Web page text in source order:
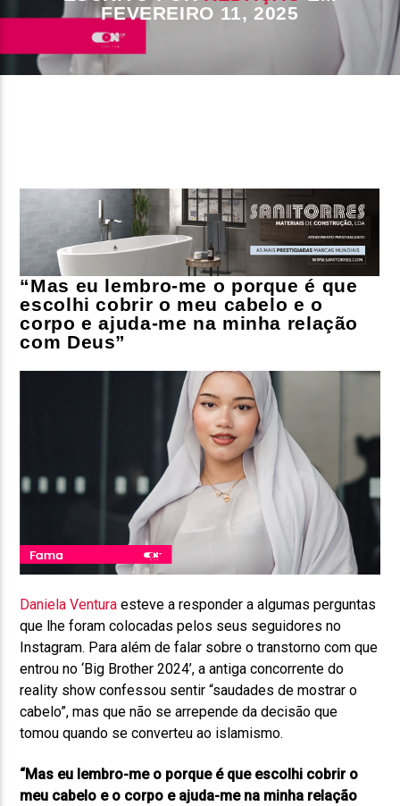
FAIXA ATUAL
TÍTULO
FEVEREIRO 11, 2025
“Mas eu lembro-me o porque é que
escolhi cobrir o meu cabelo e o
corpo e ajuda-me na minha relação
com Deus”
Daniela Ventura esteve a responder a algumas perguntas
que lhe foram colocadas pelos seus seguidores no
Instagram. Para além de falar sobre o transtorno com que
entrou no ‘Big Brother 2024’, a antiga concorrente do
reality show confessou sentir “saudades de mostrar o
cabelo”, mas que não se arrepende da decisão que
tomou quando se converteu ao islamismo.
“Mas eu lembro-me o porque é que escolhi cobrir o
meu cabelo e o corpo e ajuda-me na minha relação